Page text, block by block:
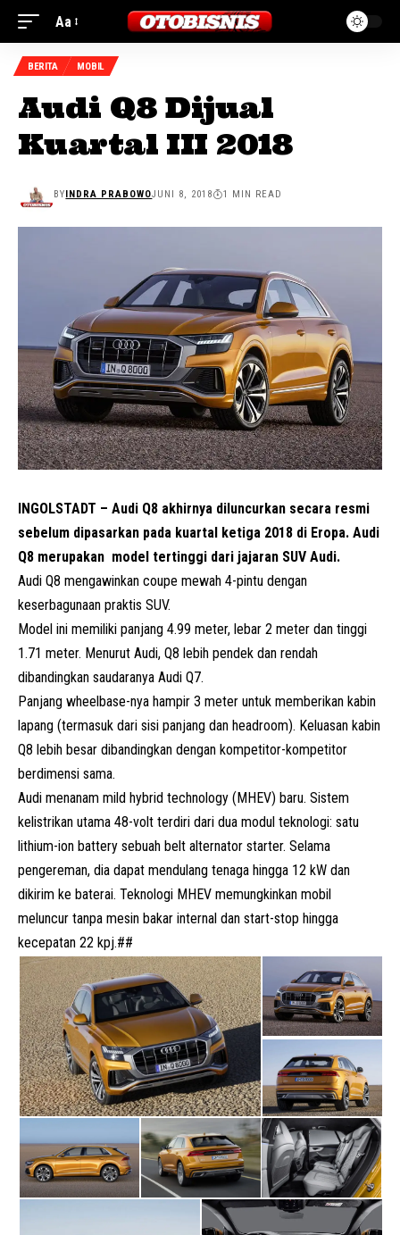
Aa
BERITA MOBIL
Audi Q8 Dijual
Kuartal III 2018
BYINDRA PRABOWOJUNI 8, 2018 1 MIN READ
INGOLSTADT – Audi Q8 akhirnya diluncurkan secara resmi
sebelum dipasarkan pada kuartal ketiga 2018 di Eropa. Audi
Q8 merupakan model tertinggi dari jajaran SUV Audi.
Audi Q8 mengawinkan coupe mewah 4-pintu dengan
keserbagunaan praktis SUV.
Model ini memiliki panjang 4.99 meter, lebar 2 meter dan tinggi
1.71 meter. Menurut Audi, Q8 lebih pendek dan rendah
dibandingkan saudaranya Audi Q7.
Panjang wheelbase-nya hampir 3 meter untuk memberikan kabin
lapang (termasuk dari sisi panjang dan headroom). Keluasan kabin
Q8 lebih besar dibandingkan dengan kompetitor-kompetitor
berdimensi sama.
Audi menanam mild hybrid technology (MHEV) baru. Sistem
kelistrikan utama 48-volt terdiri dari dua modul teknologi: satu
lithium-ion battery sebuah belt alternator starter. Selama
pengereman, dia dapat mendulang tenaga hingga 12 kW dan
dikirim ke baterai. Teknologi MHEV memungkinkan mobil
meluncur tanpa mesin bakar internal dan start-stop hingga
kecepatan 22 kpj.##